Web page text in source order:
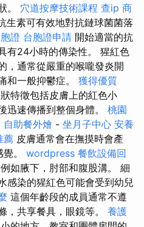
。 穴道按摩技術課程 查ip 商
生素可有效地對抗鏈球菌菌落
證 台胞證申請 開始適當的抗
有24小時的傳染性。 猩紅色
，通常從嚴重的喉嚨發炎開
和一般抑鬱症。 獲得優質
特徵包括皮膚上的紅色小
迅速傳播到整個身體。 桃園
自助餐外燴 - 坐月子中心 安養
薦 皮膚通常會在撫摸時會產
。 wordpress 餐飲設備回
如腋下，肘部和腹股溝。 細
感染的猩紅色可能會受到幼兒
這個年齡段的成員通常不遵
，共享餐具，眼鏡等。 養護